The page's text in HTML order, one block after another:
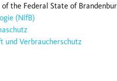
the Federal State of
(NlfB)
und Verbraucherschutz